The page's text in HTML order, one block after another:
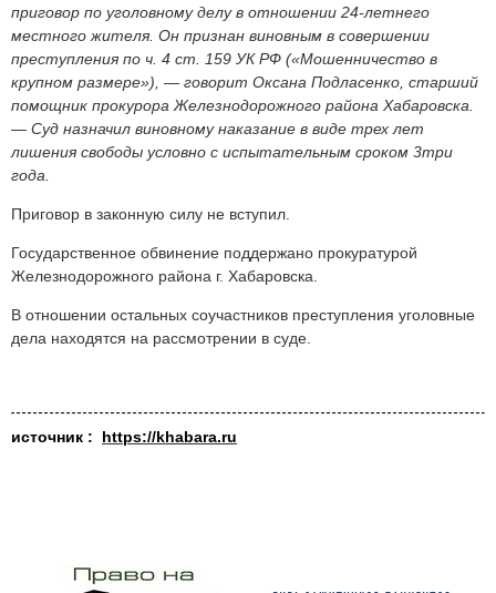
приговор по уголовному делу в отношении 24-летнего
местного жителя. Он признан виновным в совершении
преступления по ч. 4 ст. 159 УК РФ («Мошенничество в
крупном размере»), ― говорит Оксана Подласенко, старший
помощник прокурора Железнодорожного района Хабаровска.
― Суд назначил виновному наказание в виде трех лет
лишения свободы условно с испытательным сроком 3три
года.
Приговор в законную силу не вступил.
Государственное обвинение поддержано прокуратурой
Железнодорожного района г. Хабаровска.
В отношении остальных соучастников преступления уголовные
дела находятся на рассмотрении в суде.
источник : https://khabara.ru